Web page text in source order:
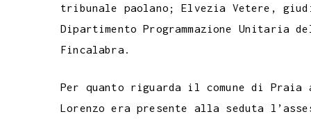
tribunale paolano; Elvezia Vetere,
Dipartimento Programmazione Unitaria
Fincalabra.
Per quanto riguarda il comune di Praia
Lorenzo era presente alla seduta